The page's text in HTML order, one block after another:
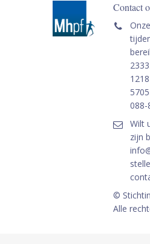
Contact
088-
Wilt
zijn
©
Alle